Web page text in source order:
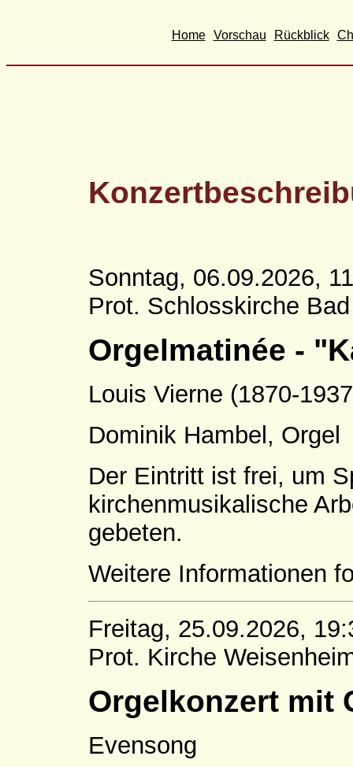
Home Vorschau Rückblick
Sonntag, 06.09.2026,
Prot. Schlosskirche
Orgelmatinée -
Louis Vierne (1870-
Dominik Hambel, Orgel
Der Eintritt ist frei, um
kirchenmusikalische
gebeten.
Weitere Informationen
Freitag, 25.09.2026,
Prot. Kirche
Orgelkonzert mit
Evensong